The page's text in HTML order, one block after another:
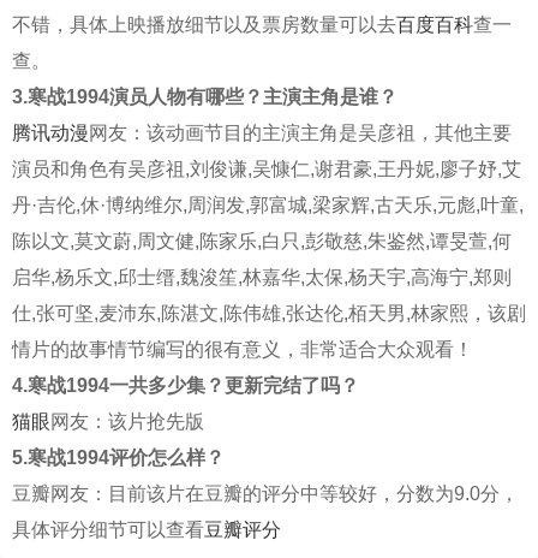
不错，具体上映播放细节以及票房数量可以去百度百科查一
查。
3.寒战1994演员人物有哪些？主演主角是谁？
腾讯动漫网友：该动画节目的主演主角是吴彦祖，其他主要
演员和角色有吴彦祖,刘俊谦,吴慷仁,谢君豪,王丹妮,廖子妤,艾
丹·吉伦,休·博纳维尔,周润发,郭富城,梁家辉,古天乐,元彪,叶童,
陈以文,莫文蔚,周文健,陈家乐,白只,彭敬慈,朱鉴然,谭旻萱,何
启华,杨乐文,邱士缙,魏浚笙,林嘉华,太保,杨天宇,高海宁,郑则
仕,张可坚,麦沛东,陈湛文,陈伟雄,张达伦,栢天男,林家熙，该剧
情片的故事情节编写的很有意义，非常适合大众观看！
4.寒战1994一共多少集？更新完结了吗？
猫眼网友：该片抢先版
5.寒战1994评价怎么样？
豆瓣网友：目前该片在豆瓣的评分中等较好，分数为9.0分，
具体评分细节可以查看豆瓣评分